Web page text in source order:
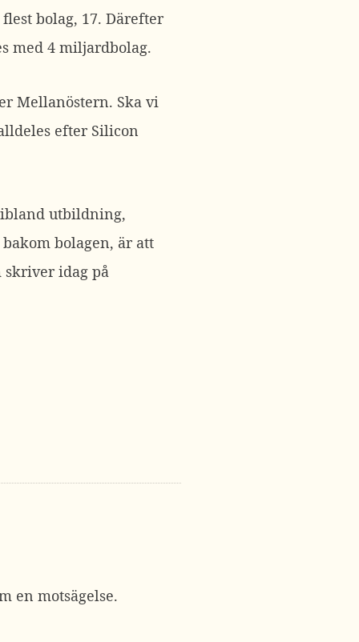
bolag, 17. Därefter
med 4 miljardbolag.
Mellanöstern. Ska vi
efter Silicon
utbildning,
bolagen, är att
skriver idag på
en motsägelse.